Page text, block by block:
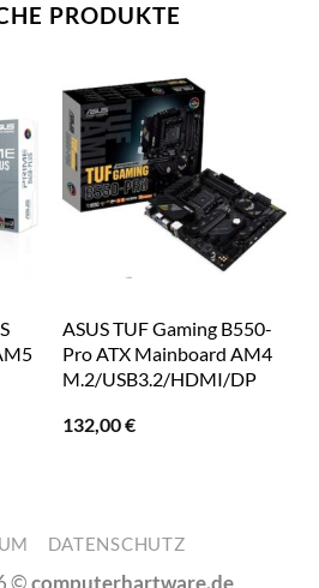
PRODUKTE
ASUS TUF Gaming B550-
Pro ATX Mainboard AM4
M.2/USB3.2/HDMI/DP
132,00€
DATENSCHUTZ
©computerhartware.de